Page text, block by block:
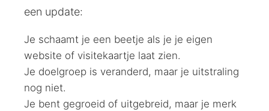
een update:
Je schaamt je een beetje als je je eigen
website of visitekaartje laat zien.
Je doelgroep is veranderd, maar je uitstraling
nog niet.
Je bent gegroeid of uitgebreid, maar je merk